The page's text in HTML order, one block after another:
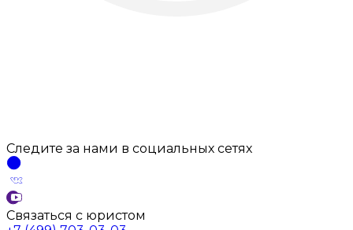
Следите за нами в социальных сетях
Связаться с юристом